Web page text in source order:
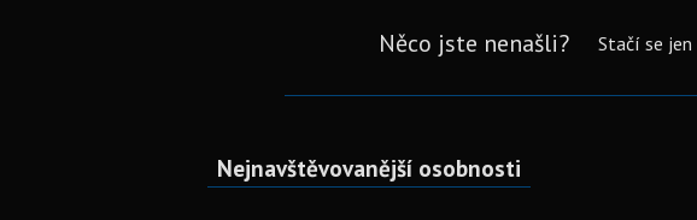
Něco jste nenašli? Stačí se jen
Nejnavštěvovanější osobnosti